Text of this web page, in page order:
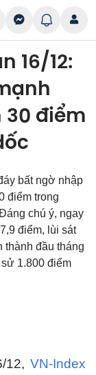
16/12:
điểm
bất ngờ nhập
điểm trong
chú ý, ngay
điểm, lùi sát
thành đầu tháng
1.800 điểm
12, VN-Index